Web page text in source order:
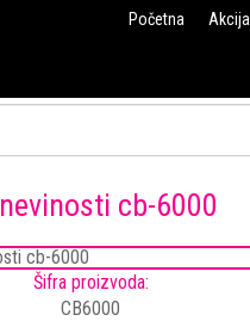
Početna Akcija
cb-6000
Šifra proizvoda:
CB6000